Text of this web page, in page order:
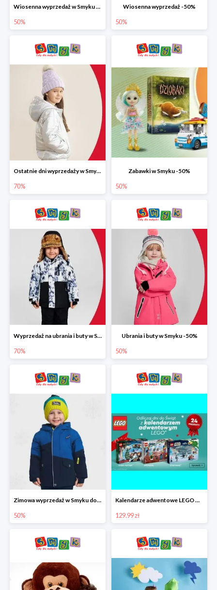
Wiosenna wyprzedaż w Smyku do -50%
50%
Wiosenna wyprzedaż -50%
50%
Ostatnie dni wyprzedaży w Smyku do -70%
70%
Zabawki w Smyku -50%
50%
Wyprzedaż na ubrania i buty w Smyku do -70%
70%
Ubrania i buty w Smyku -50%
50%
Zimowa wyprzedaż w Smyku do -50%
50%
Kalendarze adwentowe LEGO w Smyku w super cenie
129.99 zł